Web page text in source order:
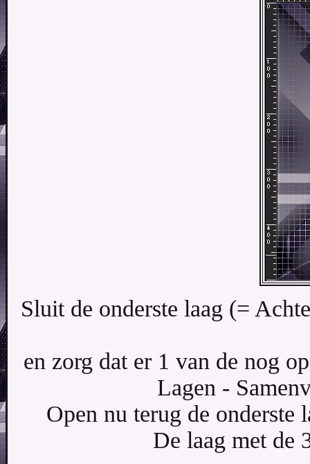
Sluit de onderste laag (=
en zorg dat er 1 van de nog
Lagen -
Open nu terug de onderste
De laag met de